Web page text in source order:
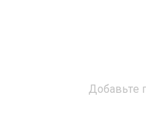
Добавьте